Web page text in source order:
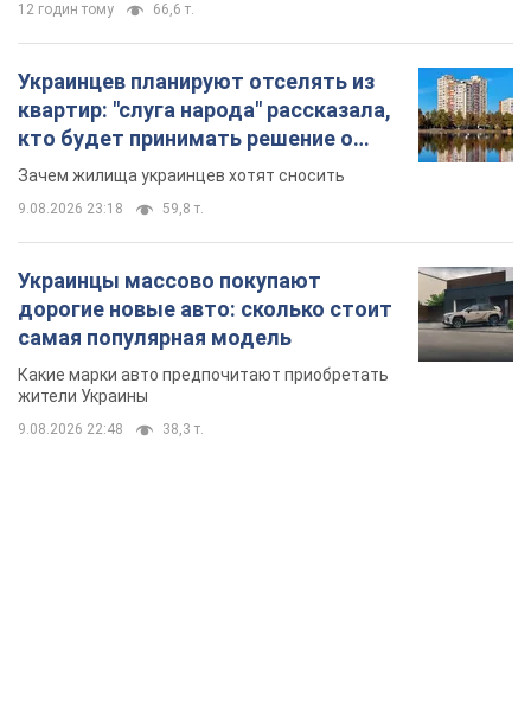
12 годин тому 66,6 т.
Украинцев планируют отселять из
квартир: "слуга народа" рассказала,
кто будет принимать решение о
сносе домов
Зачем жилища украинцев хотят сносить
9.08.2026 23:18 59,8 т.
Украинцы массово покупают
дорогие новые авто: сколько стоит
самая популярная модель
Какие марки авто предпочитают приобретать
жители Украины
9.08.2026 22:48 38,3 т.